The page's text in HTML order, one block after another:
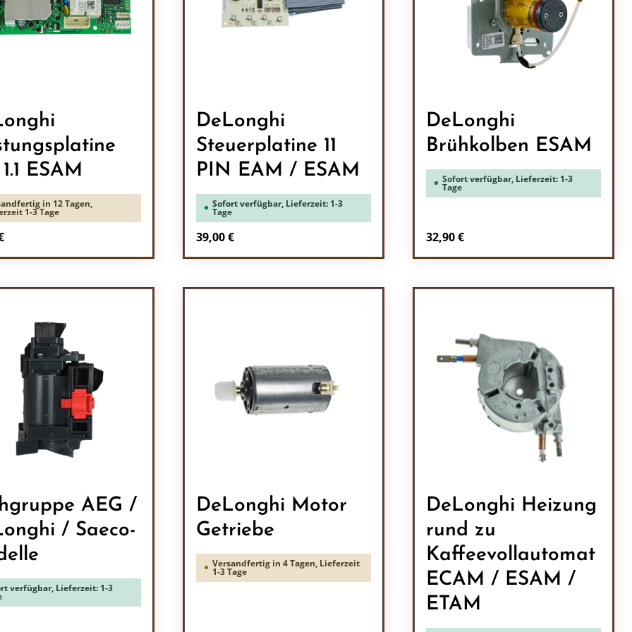
ESAM
in 12 Tagen,
1-3 Tage
Preis:
DeLonghi
Steuerplatine 11
PIN EAM / ESAM
Sofort verfügbar, Lieferzeit: 1-3
Tage
Regulärer Preis:
39,00 €
DeLonghi
Brühkolben ESAM
Sofort verfügbar, Lieferzeit: 1-3
Tage
Regulärer Preis:
32,90 €
AEG /
/ Saeco-
verfügbar, Lieferzeit: 1-3
DeLonghi Motor
Getriebe
Versandfertig in 4 Tagen, Lieferzeit
1-3 Tage
DeLonghi Heizung
rund zu
Kaffeevollautomat
ECAM / ESAM /
ETAM